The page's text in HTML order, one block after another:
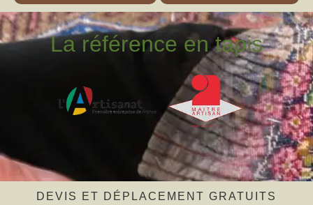
La référence en tapis
DEVIS ET DÉPLACEMENT GRATUITS